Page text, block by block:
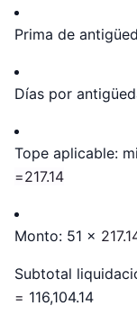
Prima de
Días por
Tope aplicable:
=217.14
Monto: 51 ×
Subtotal
= 116,104.14